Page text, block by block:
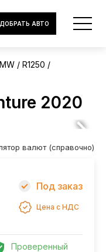
АВТО
R1250
2020
валют (справочно)
Под заказ
Цена с НДС
Проверенный